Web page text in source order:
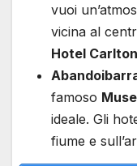
vuoi
vicina al
Hotel Carlton
famoso
ideale. Gli
fiume e